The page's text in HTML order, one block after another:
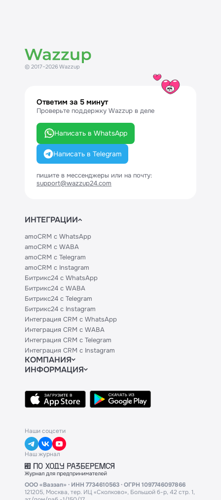
© 2017–2026 Wazzup
Ответим за 5 минут
Проверьте поддержку Wazzup в деле
Написать в WhatsApp
Написать в Telegram
пишите в мессенджеры или на почту:
support@wazzup24.com
ИНТЕГРАЦИИ
amoCRM с WhatsApp
amoCRM с WABA
amoCRM с Telegram
amoCRM с Instagram
Битрикс24 с WhatsApp
Битрикс24 с WABA
Битрикс24 с Telegram
Битрикс24 с Instagram
Интеграция CRM с WhatsApp
Интеграция CRM с WABA
Интеграция CRM с Telegram
Интеграция CRM с Instagram
КОМПАНИЯ
Блог
Контакты
Политики и соглашения
ИНФОРМАЦИЯ
Техническим партнерам
Тарифы
Наши соцсети
Наш журнал
ООО «Ваззап» · ИНН 7734610563 · ОГРН 1097746097866
121205, Москва, тер. ИЦ «Сколково», Большой б-р, 42 стр. 1,